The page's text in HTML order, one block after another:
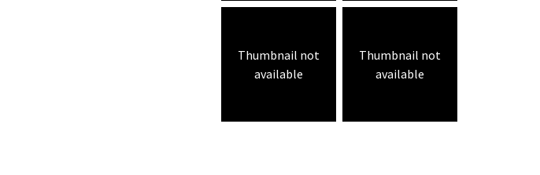
Thumbnail not
available
Thumbnail not
available